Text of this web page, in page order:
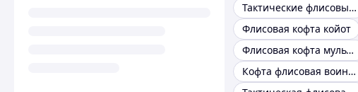
Тактические флисовые кофты
Флисовая кофта койот
Флисовая кофта мультикам
Кофта флисовая воинская